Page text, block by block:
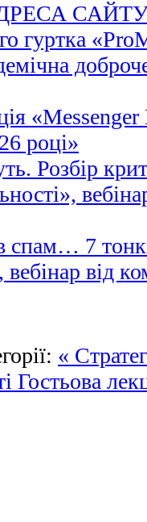
гуртка
році»
Розбір
спам… 7
від
«
Гостьова